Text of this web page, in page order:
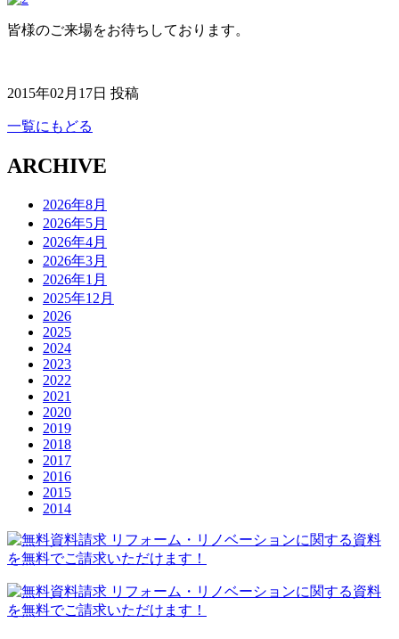
皆様のご来場をお待ちしております。
2015年02月17日 投稿
一覧にもどる
ARCHIVE
2026年8月
2026年5月
2026年4月
2026年3月
2026年1月
2025年12月
2026
2025
2024
2023
2022
2021
2020
2019
2018
2017
2016
2015
2014